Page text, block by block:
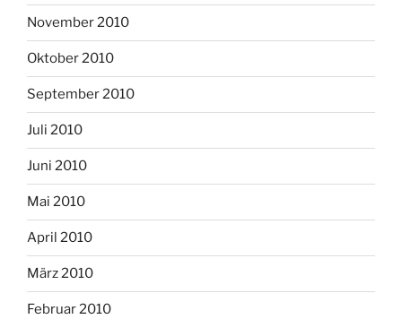
November 2010
Oktober 2010
September 2010
Juli 2010
Juni 2010
Mai 2010
April 2010
März 2010
Februar 2010